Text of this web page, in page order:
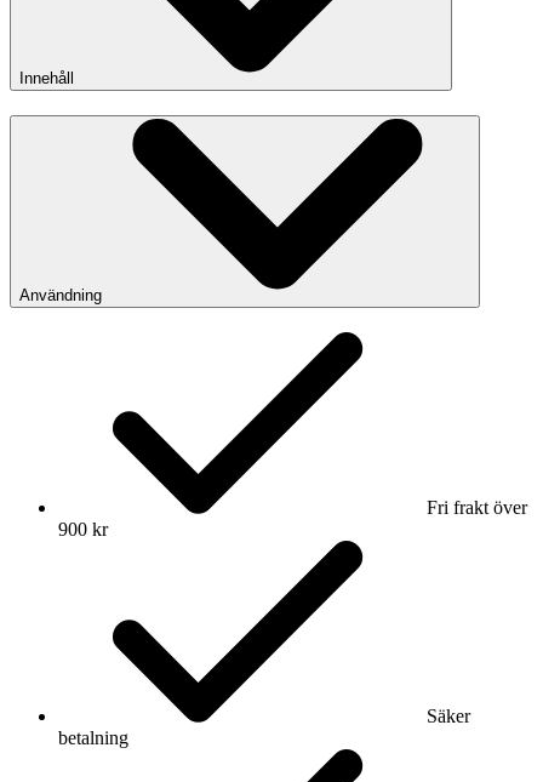
Innehåll
Användning
Fri frakt över
900 kr
Säker
betalning